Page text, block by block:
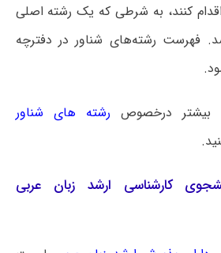
کنند، به شرطی که یک رشته اصلی
فهرست رشته‌های شناور در دفترچه
درخصوص رشته های شناور
کارشناسی ارشد زبان عربی